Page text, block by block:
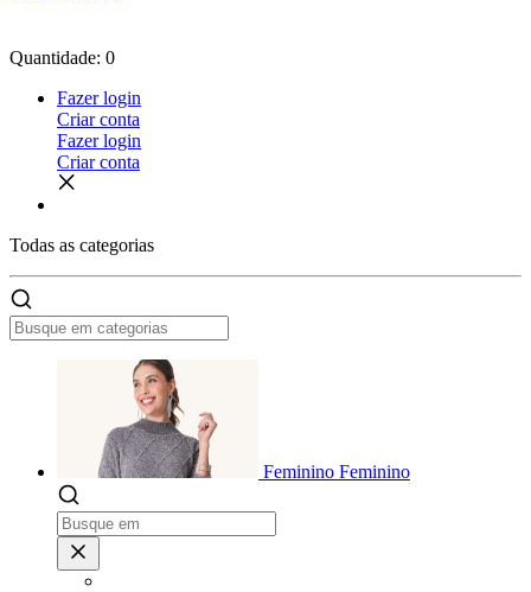
Quantidade: 0
Fazer login
Criar conta
Fazer login
Criar conta
Todas as categorias
Feminino Feminino